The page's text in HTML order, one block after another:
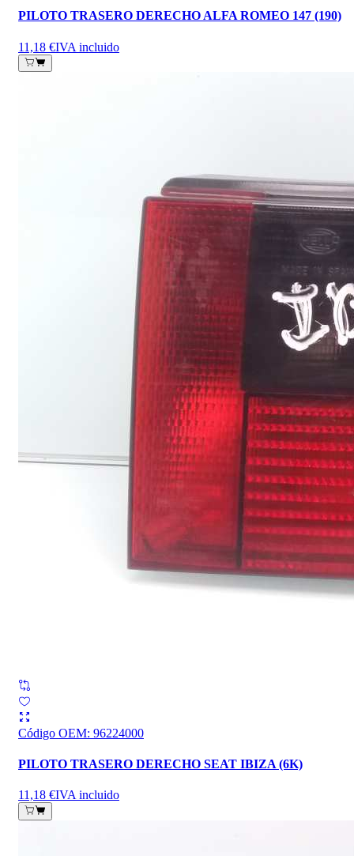
PILOTO TRASERO DERECHO ALFA ROMEO 147 (190)
11,18 €IVA incluido
Código OEM: 96224000
PILOTO TRASERO DERECHO SEAT IBIZA (6K)
11,18 €IVA incluido